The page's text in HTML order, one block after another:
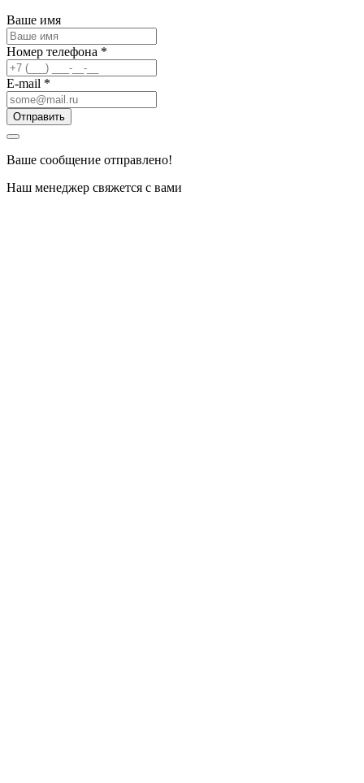
Ваше имя
Номер телефона *
E-mail *
Отправить
Ваше сообщение отправлено!
Наш менеджер свяжется с вами